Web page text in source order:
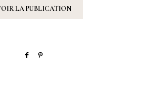
LA PUBLICATION